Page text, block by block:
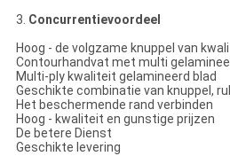
3. Concurrentievoordeel
Hoog - de volgzame knuppel van
Contourhandvat met multi
Multi-ply kwaliteit gelamineerd blad
Geschikte combinatie van knuppel,
Het beschermende rand verbinden
Hoog - kwaliteit en gunstige prijzen
De betere Dienst
Geschikte levering